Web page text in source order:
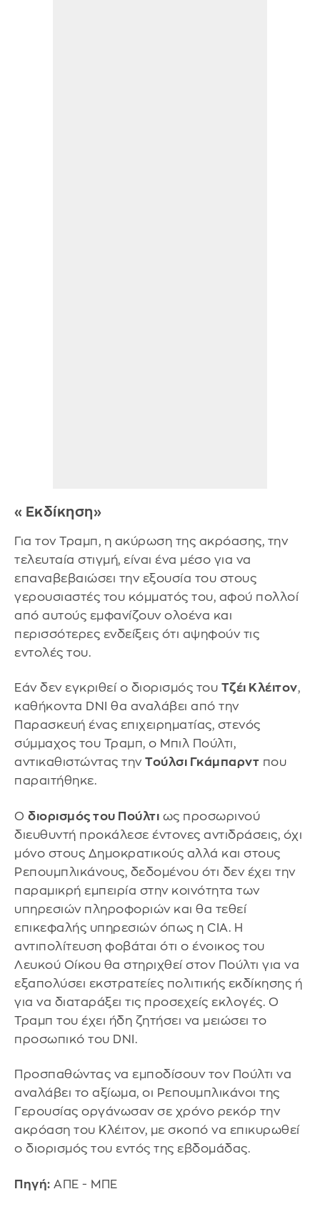
«Εκδίκηση»
Για τον Τραμπ, η ακύρωση της ακρόασης, την
τελευταία στιγμή, είναι ένα μέσο για να
επαναβεβαιώσει την εξουσία του στους
γερουσιαστές του κόμματός του, αφού πολλοί
από αυτούς εμφανίζουν ολοένα και
περισσότερες ενδείξεις ότι αψηφούν τις
εντολές του.
Εάν δεν εγκριθεί ο διορισμός του Τζέι Κλέιτον,
καθήκοντα DNI θα αναλάβει από την
Παρασκευή ένας επιχειρηματίας, στενός
σύμμαχος του Τραμπ, ο Μπιλ Πούλτι,
αντικαθιστώντας την Τούλσι Γκάμπαρντ που
παραιτήθηκε.
Ο διορισμός του Πούλτι ως προσωρινού
διευθυντή προκάλεσε έντονες αντιδράσεις, όχι
μόνο στους Δημοκρατικούς αλλά και στους
Ρεπουμπλικάνους, δεδομένου ότι δεν έχει την
παραμικρή εμπειρία στην κοινότητα των
υπηρεσιών πληροφοριών και θα τεθεί
επικεφαλής υπηρεσιών όπως η CIA. Η
αντιπολίτευση φοβάται ότι ο ένοικος του
Λευκού Οίκου θα στηριχθεί στον Πούλτι για να
εξαπολύσει εκστρατείες πολιτικής εκδίκησης ή
για να διαταράξει τις προσεχείς εκλογές. Ο
Τραμπ του έχει ήδη ζητήσει να μειώσει το
προσωπικό του DNI.
Προσπαθώντας να εμποδίσουν τον Πούλτι να
αναλάβει το αξίωμα, οι Ρεπουμπλικάνοι της
Γερουσίας οργάνωσαν σε χρόνο ρεκόρ την
ακρόαση του Κλέιτον, με σκοπό να επικυρωθεί
ο διορισμός του εντός της εβδομάδας.
Πηγή: ΑΠΕ - ΜΠΕ